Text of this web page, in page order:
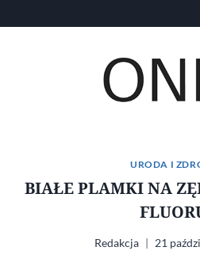
do
URODA I
BIAŁE PLAMKI NA
Redakcja 21